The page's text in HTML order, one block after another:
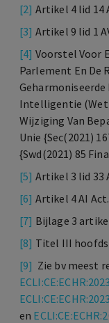
[2] Artikel 4 lid 14
[3] Artikel 9 lid 1
[4] Voorstel Voor
Parlement En De
Intelligentie
Wijziging Van
Unie {Sec(2021)
{Swd(2021) 85
[5] Artikel 3 lid 33
[6] Artikel 4 AI Act.
[7] Bijlage 3
[8] Titel III
[9] Zie bv meest
en